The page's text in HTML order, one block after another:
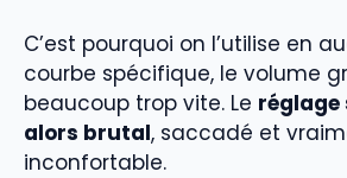
C’est pourquoi on l’utilise en
courbe spécifique, le volume
beaucoup trop vite. Le réglage
alors brutal, saccadé et
inconfortable.